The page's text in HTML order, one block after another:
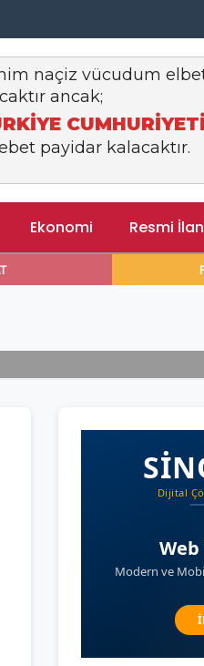
Ekonomi Resmi İlan